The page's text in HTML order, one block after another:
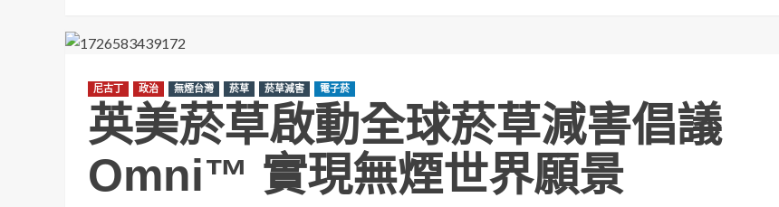
尼古丁 政治 無煙台灣 菸草 菸草減害 電子菸
英美菸草啟動全球菸草減害倡議
Omni™ 實現無煙世界願景